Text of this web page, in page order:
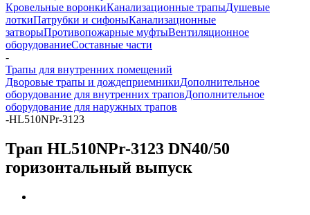
Кровельные воронкиКанализационные трапыДушевые
лоткиПатрубки и сифоныКанализационные
затворыПротивопожарные муфтыВентиляционное
оборудованиеСоставные части
-
Трапы для внутренних помещений
Дворовые трапы и дождеприемникиДополнительное
оборудование для внутренних траповДополнительное
оборудование для наружных трапов
-HL510NPr-3123
Трап HL510NPr-3123 DN40/50
горизонтальный выпуск